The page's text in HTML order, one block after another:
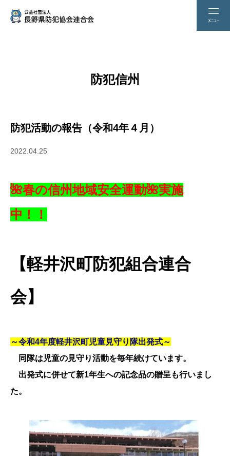
防犯信州
防犯活動の報告（令和4年４月）
2022.04.25
🌺春の信州地域安全運動🌺実施
中！！
【軽井沢町防犯組合連合
会】
～令和4年度軽井沢町児童見守り隊出発式～
同隊は児童の見守り活動を毎年続けています。
出発式に併せて新1年生への記念品の贈呈も行いまし
た。